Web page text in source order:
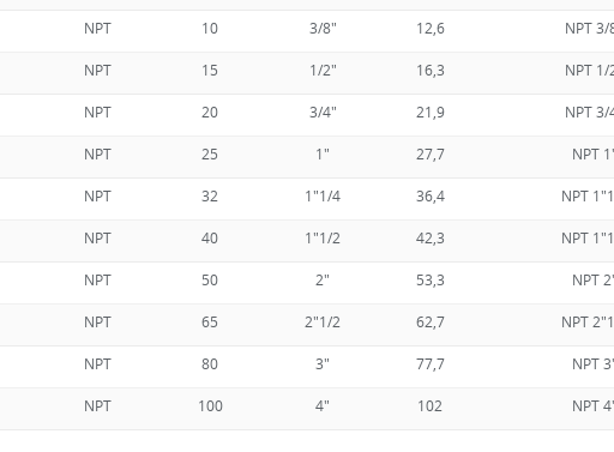
NPT 10 3/8" 12,6 NPT 3/
NPT 15 1/2" 16,3 NPT 1/
NPT 20 3/4" 21,9 NPT 3/
NPT 25 1" 27,7 NPT
NPT 32 1"1/4 36,4 NPT
NPT 40 1"1/2 42,3 NPT
NPT 50 2" 53,3 NPT
NPT 65 2"1/2 62,7 NPT
NPT 80 3" 77,7 NPT
NPT 100 4" 102 NPT